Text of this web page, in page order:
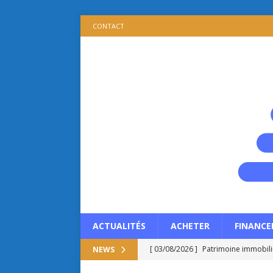
CONTACT
ACTUALITÉS ACHETER
NEWS [ 03/08/2026 ] Patrimoine